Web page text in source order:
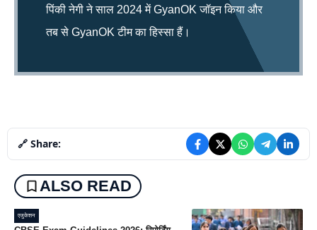
पिंकी नेगी ने साल 2024 में GyanOK जॉइन किया और
तब से GyanOK टीम का हिस्सा हैं।
🔗 Share:
ALSO READ
एजुकेशन